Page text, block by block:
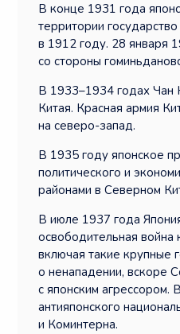
В конце 1931 года
территории
в 1912 году. 28 января
со стороны
В 1933–1934 годах Чан
Китая. Красная армия
на северо-запад.
В 1935 году японское
политического и
районами в Северном
В июле 1937 года
освободительная
включая такие крупные
о ненападении, вскоре
с японским
антияпонского
и Коминтерна.